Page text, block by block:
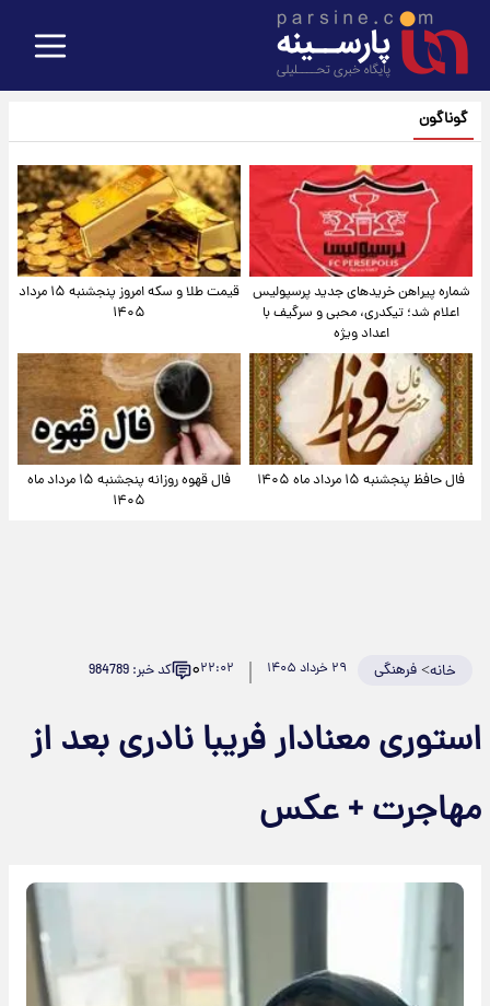
گوناگون
شماره پیراهن خریدهای جدید پرسپولیس
اعلام شد؛ تیکدری، محبی و سرگیف با
اعداد ویژه
قیمت طلا و سکه امروز پنجشنبه ۱۵ مرداد
۱۴۰۵
فال حافظ پنجشنبه ۱۵ مرداد ماه ۱۴۰۵
فال قهوه روزانه پنجشنبه ۱۵ مرداد ماه
۱۴۰۵
خانه>فرهنگی ۲۹ خرداد ۱۴۰۵ ۲۲:۰۲۰ کد خبر: 984789
استوری معنادار فریبا نادری بعد از
مهاجرت + عکس